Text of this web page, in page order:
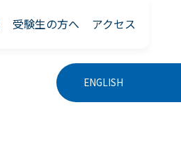
受験生の方へ アクセス
ENGLISH